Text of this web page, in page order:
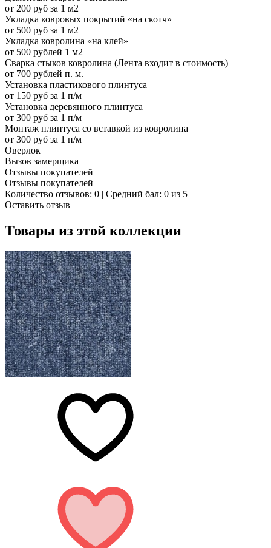
от 200 руб за 1 м2
Укладка ковровых покрытий «на скотч»
от 500 руб за 1 м2
Укладка ковролина «на клей»
от 500 рублей 1 м2
Сварка стыков ковролина (Лента входит в стоимость)
от 700 рублей п. м.
Установка пластикового плинтуса
от 150 руб за 1 п/м
Установка деревянного плинтуса
от 300 руб за 1 п/м
Монтаж плинтуса со вставкой из ковролина
от 300 руб за 1 п/м
Оверлок
Вызов замерщика
Отзывы покупателей
Отзывы покупателей
Количество отзывов: 0 | Средний бал: 0 из 5
Оставить отзыв
Товары из этой коллекции